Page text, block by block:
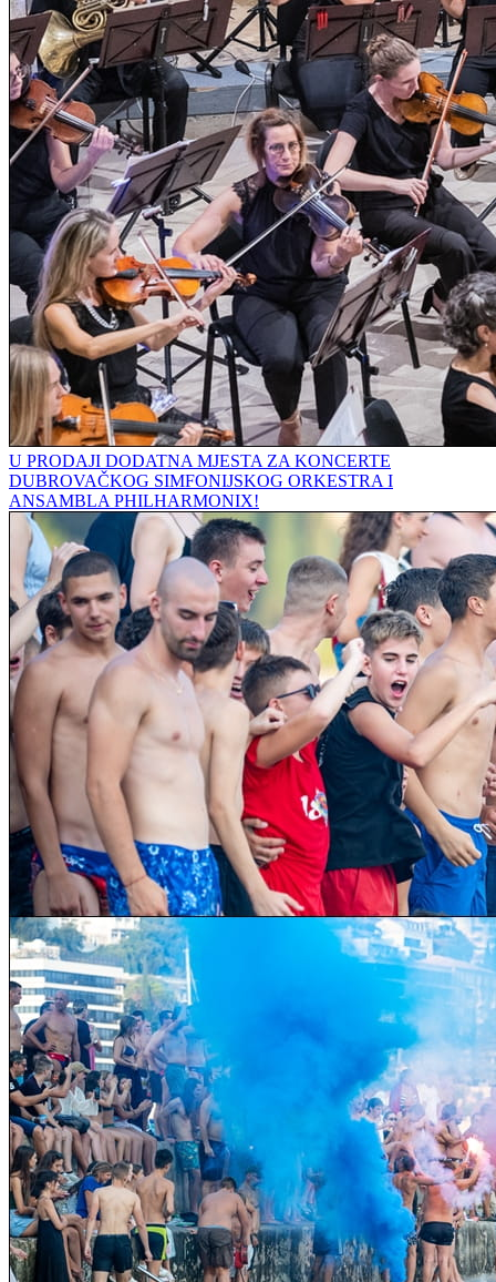
U PRODAJI DODATNA MJESTA ZA KONCERTE
DUBROVAČKOG SIMFONIJSKOG ORKESTRA I
ANSAMBLA PHILHARMONIX!